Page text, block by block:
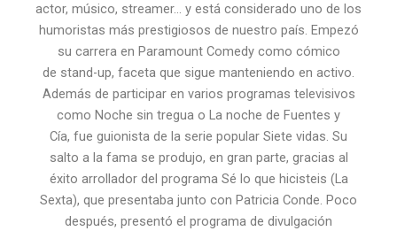
actor, músico, streamer… y está considerado uno de los
humoristas más prestigiosos de nuestro país. Empezó
su carrera en Paramount Comedy como cómico
de stand-up, faceta que sigue manteniendo en activo.
Además de participar en varios programas televisivos
como Noche sin tregua o La noche de Fuentes y
Cía, fue guionista de la serie popular Siete vidas. Su
salto a la fama se produjo, en gran parte, gracias al
éxito arrollador del programa Sé lo que hicisteis (La
Sexta), que presentaba junto con Patricia Conde. Poco
después, presentó el programa de divulgación